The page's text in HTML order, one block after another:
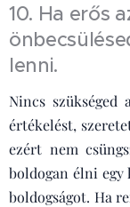
10. Ha erős
lenni.
Nincs
értékelést,
ezért nem
boldogan élni egy
boldogságot. Ha